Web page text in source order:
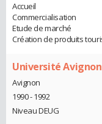
Accueil
Commercialisation
Etude de marché
Création de produits
Université Avignon
Avignon
1990 - 1992
Niveau DEUG